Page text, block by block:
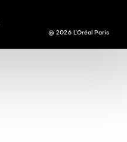
@ 2026 L'Oréal Paris